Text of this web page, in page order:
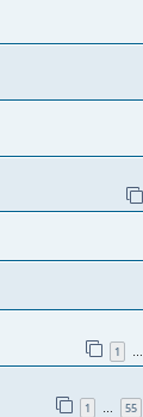
1 …
1 55